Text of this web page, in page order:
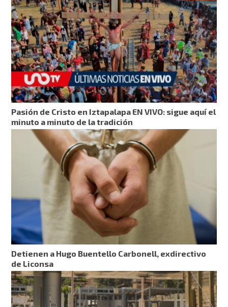
Pasión de Cristo en Iztapalapa EN VIVO: sigue aquí el
minuto a minuto de la tradición
Detienen a Hugo Buentello Carbonell, exdirectivo
de Liconsa